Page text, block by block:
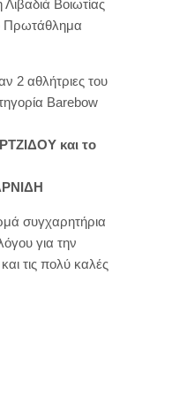
Βοιωτίας
Πρωτάθλημα
2 αθλήτριες του
Barebow
και το
συγχαρητήρια
για την
τις πολύ καλές